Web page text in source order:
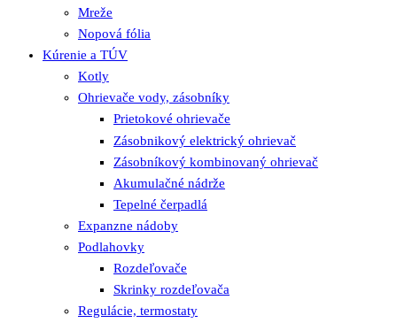
Mreže
Nopová fólia
Kúrenie a TÚV
Kotly
Ohrievače vody, zásobníky
Prietokové ohrievače
Zásobnikový elektrický ohrievač
Zásobníkový kombinovaný ohrievač
Akumulačné nádrže
Tepelné čerpadlá
Expanzne nádoby
Podlahovky
Rozdeľovače
Skrinky rozdeľovača
Regulácie, termostaty